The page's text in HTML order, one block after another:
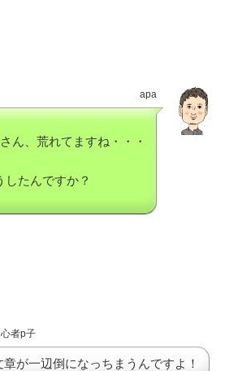
apa
ん、荒れてますね・・・
したんですか？
者p子
章が一辺倒になっちまうんですよ！